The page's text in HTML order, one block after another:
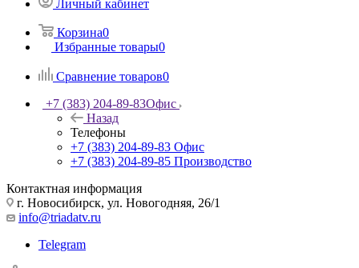
Личный кабинет
Корзина0
Избранные товары0
Сравнение товаров0
+7 (383) 204-89-83Офис
Назад
Телефоны
+7 (383) 204-89-83 Офис
+7 (383) 204-89-85 Производство
Контактная информация
г. Новосибирск, ул. Новогодняя, 26/1
info@triadatv.ru
Telegram